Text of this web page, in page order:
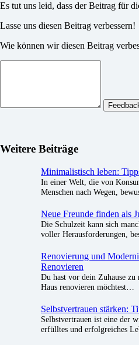
Es tut uns leid, dass der Beitrag für
Lasse uns diesen Beitrag verbessern!
Wie können wir diesen Beitrag
Weitere Beiträge
Minimalistisch leben:
In einer Welt, die von
Menschen nach Wegen,
Neue Freunde finden als
Die Schulzeit kann sich
voller Herausforderungen,
Renovierung und
Renovieren
Du hast vor dein Zuhause zu
Haus renovieren möchtest…
Selbstvertrauen stärken:
Selbstvertrauen ist eine der
erfülltes und erfolgreiches